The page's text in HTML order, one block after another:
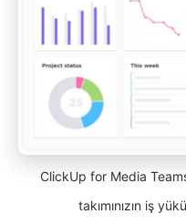
ClickUp for Media
takımınızın iş